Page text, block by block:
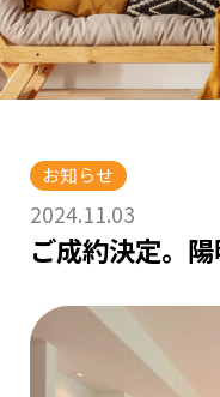
お知らせ
2024.11.03
ご成約決定。